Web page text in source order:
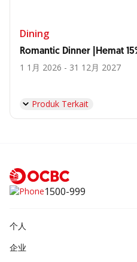
Dining
Romantic Dinner |Hemat
1 1月 2026 - 31 12月 2027
Produk Terkait
1500-999
个人
企业